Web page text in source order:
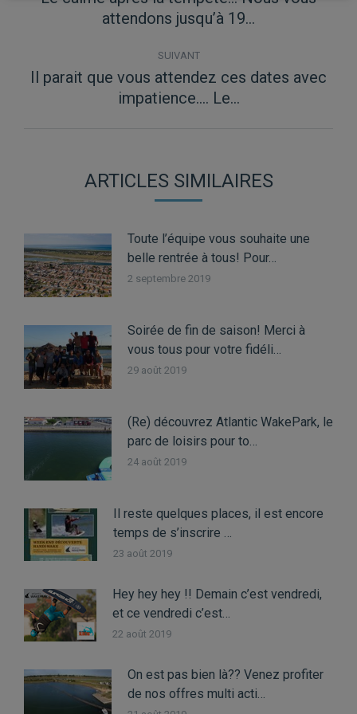
Article
précédent
attendons jusqu’à 19…
SUIVANT
Article
suivant
Il parait que vous attendez ces dates avec
impatience…. Le…
ARTICLES SIMILAIRES
Toute l’équipe vous souhaite une
belle rentrée à tous! Pour…
2 septembre 2019
Soirée de fin de saison! Merci à
vous tous pour votre fidéli…
29 août 2019
(Re) découvrez Atlantic WakePark, le
parc de loisirs pour to…
24 août 2019
Il reste quelques places, il est encore
temps de s’inscrire …
23 août 2019
Hey hey hey !! Demain c’est vendredi,
et ce vendredi c’est…
22 août 2019
On est pas bien là?? Venez profiter
de nos offres multi acti…